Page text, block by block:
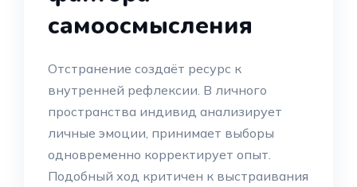
самоосмысления
Отстранение создаёт ресурс к
внутренней рефлексии. В личного
пространства индивид анализирует
личные эмоции, принимает выборы
одновременно корректирует опыт.
Подобный ход критичен к выстраивания